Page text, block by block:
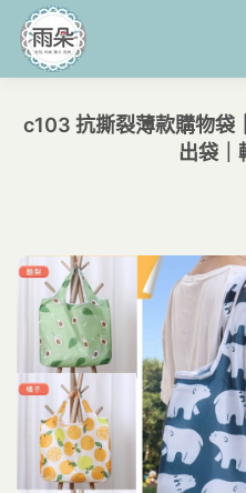
c103 抗撕裂薄款購物袋
出袋｜